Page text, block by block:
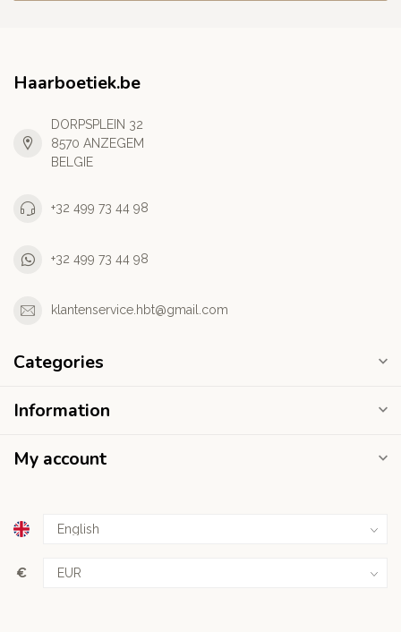
Haarboetiek.be
DORPSPLEIN 32
8570 ANZEGEM
BELGIE
+32 499 73 44 98
+32 499 73 44 98
klantenservice.hbt@gmail.com
Categories
Information
My account
€